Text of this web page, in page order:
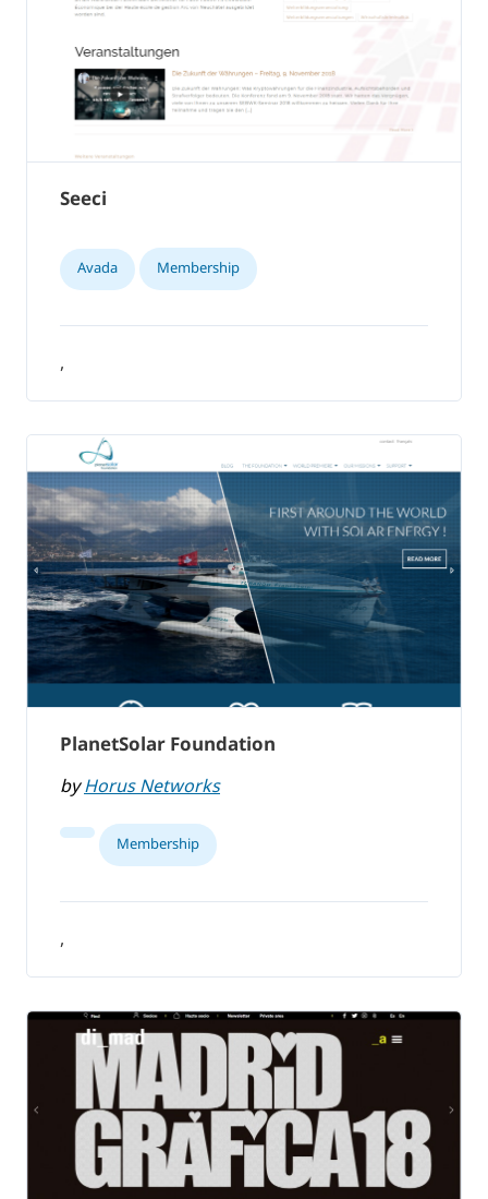
Seeci
Avada Membership
,
PlanetSolar Foundation
byHorus Networks
Membership
,